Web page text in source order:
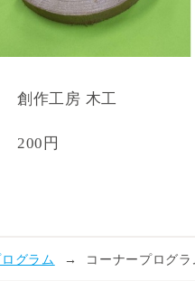
創作工房 木工
200円
グラム コーナープログラ